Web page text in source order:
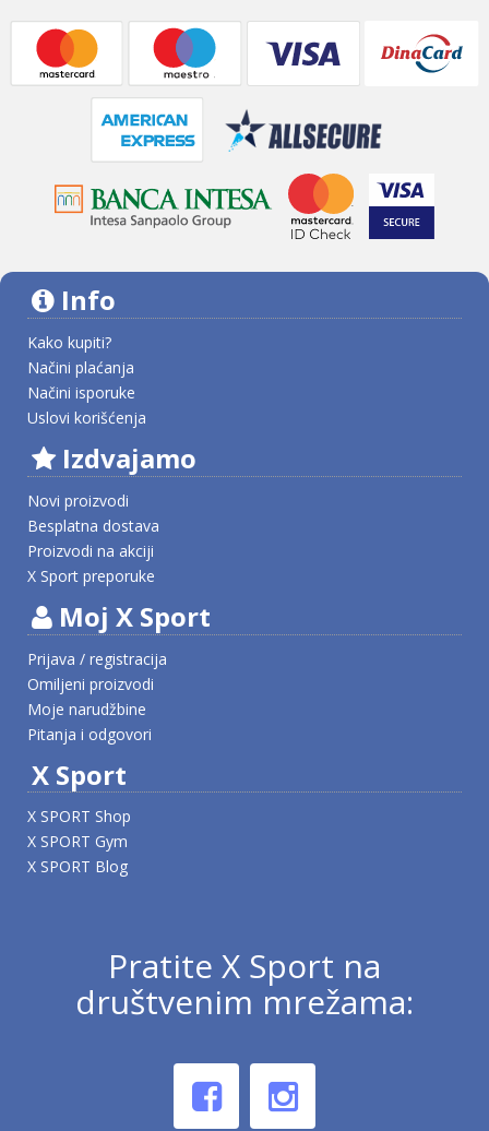
Info
Kako kupiti?
Načini plaćanja
Načini isporuke
Uslovi korišćenja
Izdvajamo
Novi proizvodi
Besplatna dostava
Proizvodi na akciji
X Sport preporuke
Moj X Sport
Prijava / registracija
Omiljeni proizvodi
Moje narudžbine
Pitanja i odgovori
X Sport
X SPORT Shop
X SPORT Gym
X SPORT Blog
Pratite X Sport na
društvenim mrežama: